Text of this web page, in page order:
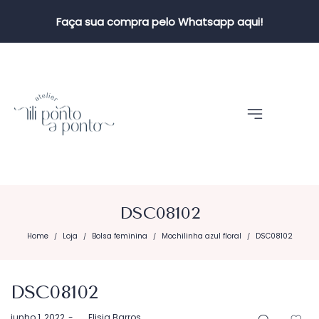
Faça sua compra pelo Whatsapp aqui!
DSC08102
Home / Loja / Bolsa feminina / Mochilinha azul floral / DSC08102
DSC08102
Postado